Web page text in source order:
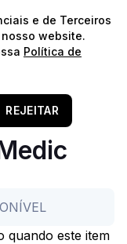
acima de 60€!*⭐️
quando este item
e de Terceiros
website.
Política de
REJEITAR